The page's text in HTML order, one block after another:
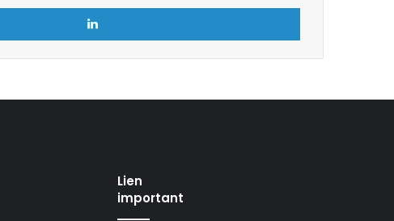
Linkedin
Lien
important